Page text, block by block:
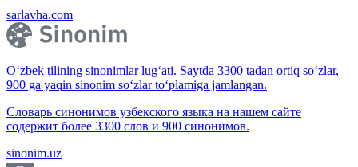
sarlavha.com
O‘zbek tilining sinonimlar lug‘ati. Saytda 3300 tadan ortiq so‘zlar,
900 ga yaqin sinonim so‘zlar to‘plamiga jamlangan.
Словарь синонимов узбекского языка на нашем сайте
содержит более 3300 слов и 900 синонимов.
sinonim.uz